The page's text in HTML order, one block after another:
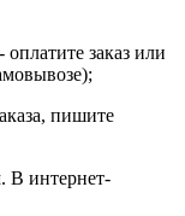
заказ или
пишите
В интернет-